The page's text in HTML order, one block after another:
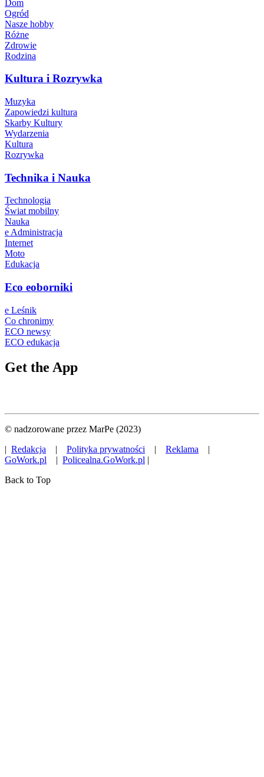
Dom
Ogród
Nasze hobby
Różne
Zdrowie
Rodzina
Kultura i Rozrywka
Muzyka
Zapowiedzi kultura
Skarby Kultury
Wydarzenia
Kultura
Rozrywka
Technika i Nauka
Technologia
Świat mobilny
Nauka
e Administracja
Internet
Moto
Edukacja
Eco eoborniki
e Leśnik
Co chronimy
ECO newsy
ECO edukacja
Get the App
© nadzorowane przez MarPe (2023)
| Redakcja | Polityka prywatności | Reklama |
GoWork.pl | Policealna.GoWork.pl |
Back to Top